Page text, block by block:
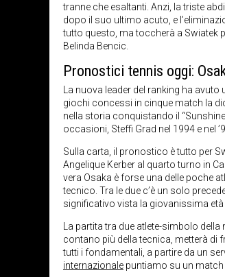
tranne che esaltanti. Anzi, la triste
dopo il suo ultimo acuto, e
tutto questo, ma toccherà a Swiatek
Belinda Bencic.
Pronostici tennis oggi:
La nuova leader del ranking ha
giochi concessi in cinque match la
nella storia conquistando il
occasioni, Steffi Grad nel 1994 e nel
Sulla carta, il pronostico è tutto per
Angelique Kerber al quarto turno in
vera Osaka è forse una delle poche
tecnico. Tra le due c’è un solo
significativo vista la giovanissima età
La partita tra due atlete-simbolo
contano più della tecnica, metterà di
tutti i fondamentali, a partire da un
internazionale puntiamo su un match